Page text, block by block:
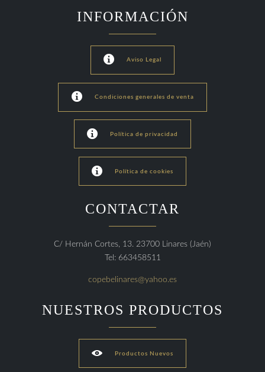
INFORMACIÓN
 Aviso Legal
 Condiciones generales de venta
 Política de privacidad
 Política de cookies
CONTACTAR
C/ Hernán Cortes, 13. 23700 Linares (Jaén)
Tel: 663458511
copebelinares@yahoo.es
NUESTROS PRODUCTOS
 Productos Nuevos